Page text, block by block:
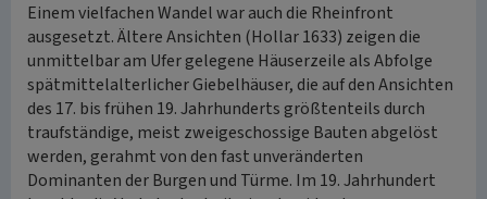
Einem vielfachen Wandel war auch die Rheinfront
ausgesetzt. Ältere Ansichten (Hollar 1633) zeigen die
unmittelbar am Ufer gelegene Häuserzeile als Abfolge
spätmittelalterlicher Giebelhäuser, die auf den Ansichten
des 17. bis frühen 19. Jahrhunderts größtenteils durch
traufständige, meist zweigeschossige Bauten abgelöst
werden, gerahmt von den fast unveränderten
Dominanten der Burgen und Türme. Im 19. Jahrhundert